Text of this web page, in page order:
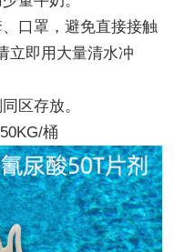
口罩，避免直接接触
立即用大量清水冲
区存放。
桶